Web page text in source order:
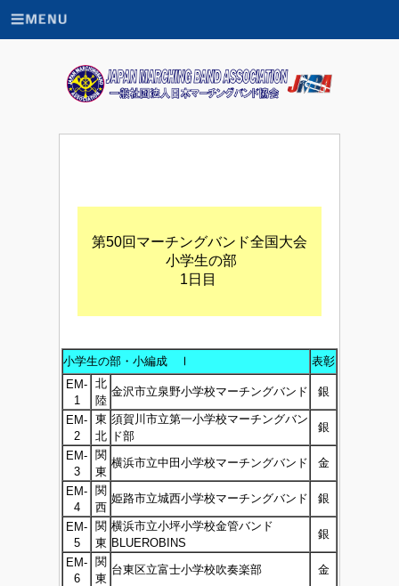
第50回マーチングバンド全国大会
小学生の部
1日目
小学生の部・小編成 Ⅰ
表彰
EM-
1
北
陸
金沢市立泉野小学校マーチングバンド 銀
EM-
2
東
北
須賀川市立第一小学校マーチングバン
ド部
銀
EM-
3
関
東
横浜市立中田小学校マーチングバンド 金
EM-
4
関
西
姫路市立城西小学校マーチングバンド 銀
EM-
5
関
東
横浜市立小坪小学校金管バンド
BLUEROBINS
銀
EM-
6
関
東
台東区立富士小学校吹奏楽部 金